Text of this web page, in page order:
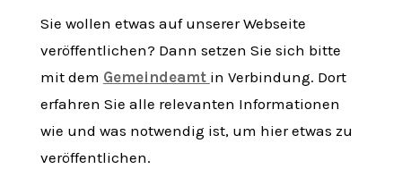
Sie wollen etwas auf unserer Webseite
veröffentlichen? Dann setzen Sie sich bitte
mit dem Gemeindeamt in Verbindung. Dort
erfahren Sie alle relevanten Informationen
wie und was notwendig ist, um hier etwas zu
veröffentlichen.